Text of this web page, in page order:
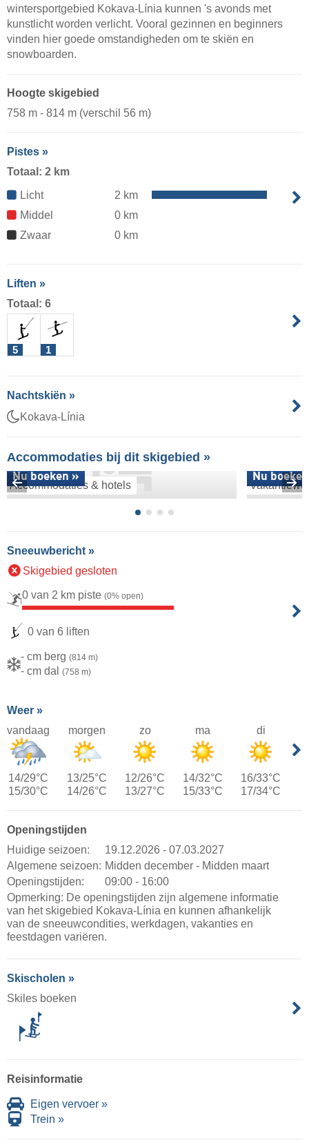
wintersportgebied Kokava-Línia kunnen 's avonds met
kunstlicht worden verlicht. Vooral gezinnen en beginners
vinden hier goede omstandigheden om te skiën en
snowboarden.
Hoogte skigebied
758 m - 814 m (verschil 56 m)
Pistes »
Totaal: 2 km
Licht
2 km
Middel
0 km
Zwaar
0 km
Liften »
Totaal: 6
5 1
Nachtskiën »
Kokava-Línia
Accommodaties bij dit skigebied »
Accommodaties & hotels
Nu boeken » Nu
Sneeuwbericht »
Skigebied gesloten
0 van 2 km piste (0% open)
0 van 6 liften
- cm berg (814 m)
- cm dal (758 m)
Weer »
vandaag
14/29°C
15/30°C
morgen
13/25°C
14/26°C
zo
12/26°C
13/27°C
ma
14/32°C
15/33°C
di
16/33°C
17/34°C
Openingstijden
Huidige seizoen:
19.12.2026 - 07.03.2027
Algemene seizoen: Midden december - Midden maart
Openingstijden:
09:00 - 16:00
Opmerking: De openingstijden zijn algemene informatie
van het skigebied Kokava-Línia en kunnen afhankelijk
van de sneeuwcondities, werkdagen, vakanties en
feestdagen variëren.
Skischolen »
Skiles boeken
Reisinformatie
Eigen vervoer »
Trein »